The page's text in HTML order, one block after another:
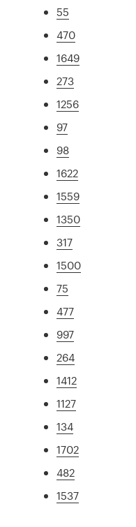
55
470
1649
273
1256
97
98
1622
1559
1350
317
1500
75
477
997
264
1412
1127
134
1702
482
1537